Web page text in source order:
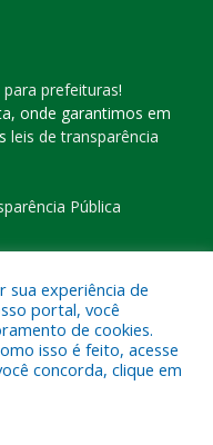
prefeituras!
onde garantimos em
leis de transparência
Pública
Municipal de Eldorado
sua experiência de
portal, você
de cookies.
isso é feito, acesse
concorda, clique em